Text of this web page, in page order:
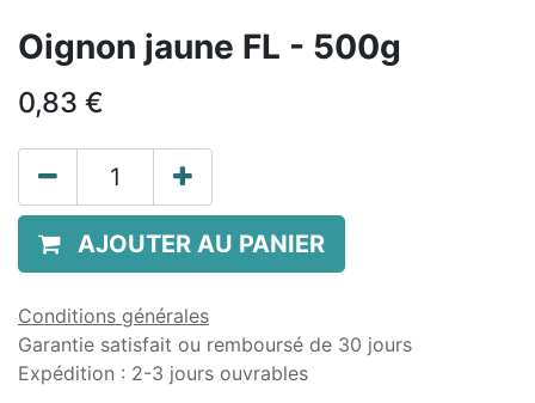
Oignon jaune FL - 500g
0,83 €
AJOUTER AU PANIER
Conditions générales
Garantie satisfait ou remboursé de 30 jours
Expédition : 2-3 jours ouvrables